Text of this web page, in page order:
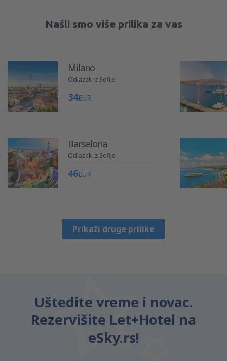
Našli smo više prilika za vas
Milano
Odlazak iz Sofije
34EUR
Barselona
Odlazak iz Sofije
46EUR
Prikaži druge prilike
Uštedite vreme i novac.
Rezervišite Let+Hotel na
eSky.rs!